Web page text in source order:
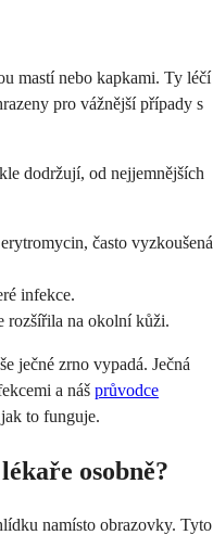
mastí nebo kapkami. Ty léčí
pro vážnější případy s
dodržují, od nejjemnějších
často vyzkoušená
infekce.
rozšířila na okolní kůži.
ječné zrno vypadá. Ječná
a náš průvodce
to funguje.
osobně?
namísto obrazovky. Tyto